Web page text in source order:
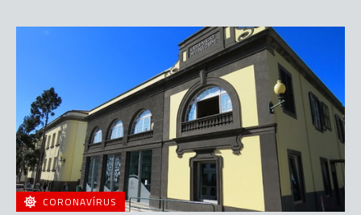
CORONAVÍRUS